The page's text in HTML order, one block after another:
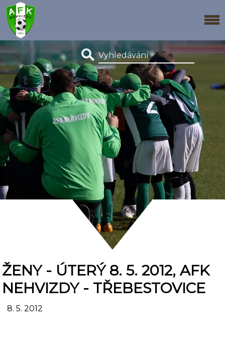
ŽENY - ÚTERÝ 8. 5. 2012, AFK
NEHVIZDY - TŘEBESTOVICE
8. 5. 2012